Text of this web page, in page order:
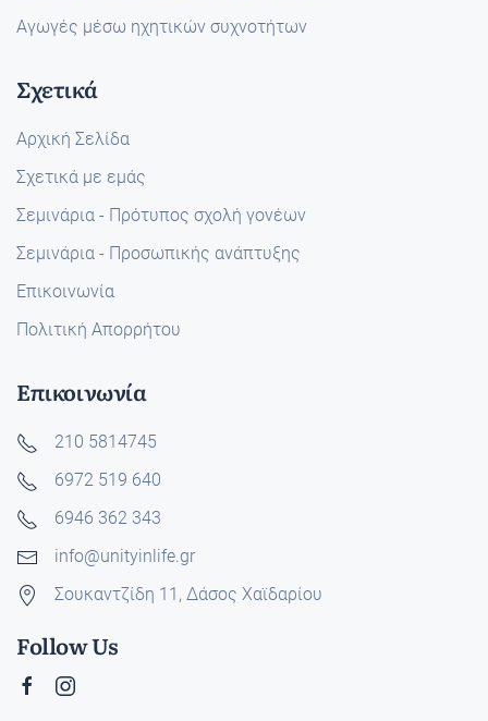
Αγωγές μέσω ηχητικών συχνοτήτων
Σχετικά
Αρχική Σελίδα
Σχετικά με εμάς
Σεμινάρια - Πρότυπος σχολή γονέων
Σεμινάρια - Προσωπικής ανάπτυξης
Επικοινωνία
Πολιτική Απορρήτου
Επικοινωνία
210 5814745
6972 519 640
6946 362 343
info@unityinlife.gr
Σουκαντζίδη 11, Δάσος Χαϊδαρίου
Follow Us